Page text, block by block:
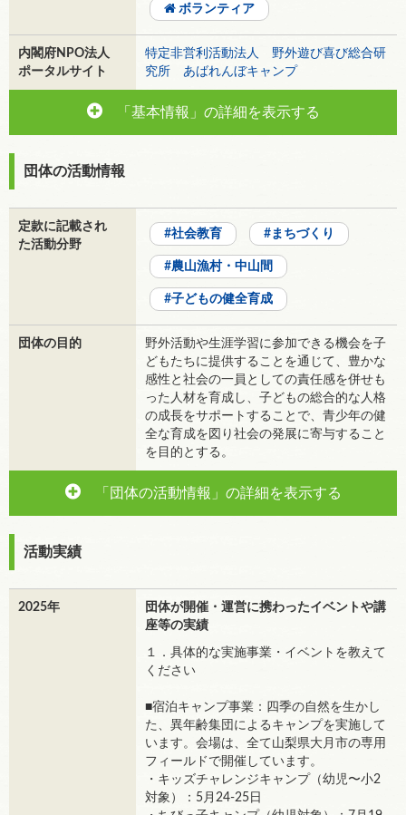
ボランティア
内閣府NPO法人
ポータルサイト
特定非営利活動法人 野外遊び喜び総合研
究所 あばれんぼキャンプ
「基本情報」の詳細を表示する
団体の活動情報
定款に記載され
た活動分野
社会教育 まちづくり
農山漁村・中山間
子どもの健全育成
団体の目的
野外活動や生涯学習に参加できる機会を子
どもたちに提供することを通じて、豊かな
感性と社会の一員としての責任感を併せも
った人材を育成し、子どもの総合的な人格
の成長をサポートすることで、青少年の健
全な育成を図り社会の発展に寄与すること
を目的とする。
「団体の活動情報」の詳細を表示する
活動実績
2025年
団体が開催・運営に携わったイベントや講
座等の実績
１．具体的な実施事業・イベントを教えて
ください
■宿泊キャンプ事業：四季の自然を生かし
た、異年齢集団によるキャンプを実施して
います。会場は、全て山梨県大月市の専用
フィールドで開催しています。
・キッズチャレンジキャンプ（幼児〜小2
対象）：5月24-25日